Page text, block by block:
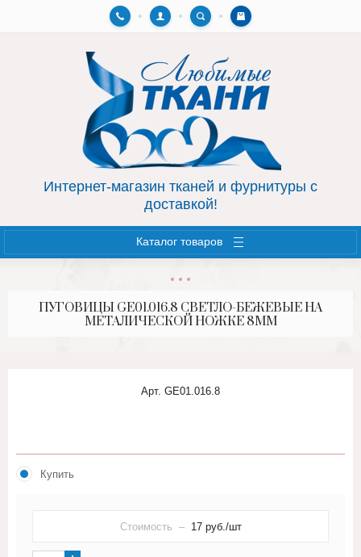
AIRTON.HOME
СУМКИ, КОСМЕТИЧКИ
Интернет-магазин тканей и фурнитуры с
доставкой!
Каталог товаров
ПУГОВИЦЫ GE01.016.8 СВЕТЛО-БЕЖЕВЫЕ НА
МЕТАЛИЧЕСКОЙ НОЖКЕ 8ММ
Арт. GE01.016.8
Купить
Стоимость – 17 руб./шт